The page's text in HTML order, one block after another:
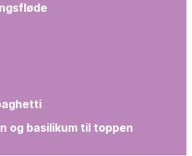
og basilikum til toppen